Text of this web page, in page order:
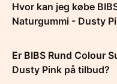
Hvor kan jeg købe
Naturgummi - Dusty
Er BIBS Rund Colour
Dusty Pink på tilbud?